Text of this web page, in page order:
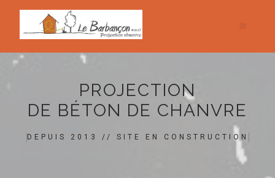
PROJECTION
DE BÉTON DE CHANVRE
DEPUIS 2013 // SITE EN CONSTRUCTION